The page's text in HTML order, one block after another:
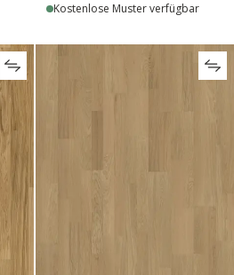
Kostenlose Muster verfügbar